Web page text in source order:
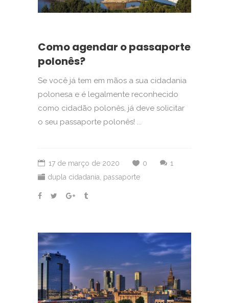
Como agendar o passaporte
polonês?
Se você já tem em mãos a sua cidadania
polonesa e é legalmente reconhecido
como cidadão polonês, já deve solicitar
o seu passaporte polonês! ...
17 de março de 2020 0
1
dupla cidadania passaporte